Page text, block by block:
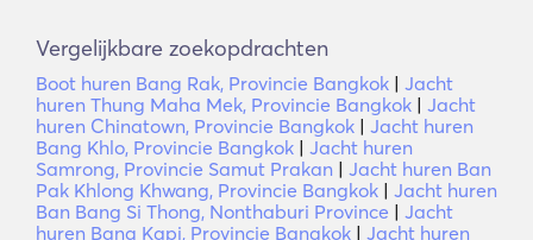
Vergelijkbare zoekopdrachten
Boot huren Bang Rak, Provincie Bangkok | Jacht
huren Thung Maha Mek, Provincie Bangkok | Jacht
huren Chinatown, Provincie Bangkok | Jacht huren
Bang Khlo, Provincie Bangkok | Jacht huren
Samrong, Provincie Samut Prakan | Jacht huren Ban
Pak Khlong Khwang, Provincie Bangkok | Jacht huren
Ban Bang Si Thong, Nonthaburi Province | Jacht
huren Bang Kapi, Provincie Bangkok | Jacht huren